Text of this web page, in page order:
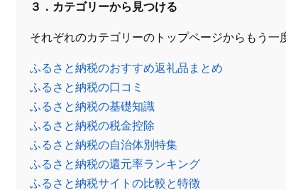
３．カテゴリーから見つける
それぞれのカテゴリーのトップページからもう一
ふるさと納税のおすすめ返礼品まとめ
ふるさと納税の口コミ
ふるさと納税の基礎知識
ふるさと納税の税金控除
ふるさと納税の自治体別特集
ふるさと納税の還元率ランキング
ふるさと納税サイトの比較と特徴